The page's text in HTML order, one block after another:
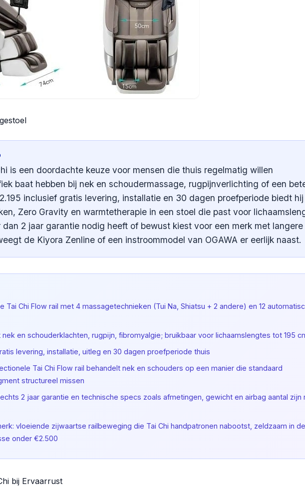
is een doordachte keuze voor mensen die thuis regelmatig willen
baat hebben bij nek en schoudermassage, rugpijnverlichting of een
inclusief gratis levering, installatie en 30 dagen proefperiode biedt hij
Zero Gravity en warmtetherapie in een stoel die past voor
2 jaar garantie nodig heeft of bewust kiest voor een merk met langere
de Kiyora Zenline of een instroommodel van OGAWA er eerlijk naast.
Tai Chi Flow rail met 4 massagetechnieken (Tui Na, Shiatsu + 2 andere) en 12
en schouderklachten, rugpijn, fibromyalgie; bruikbaar voor lichaamslengtes tot 195
levering, installatie, uitleg en 30 dagen proefperiode thuis
Tai Chi Flow rail behandelt nek en schouders op een manier die standaard
structureel missen
2 jaar garantie en technische specs zoals afmetingen, gewicht en airbag aantal zijn
vloeiende zijwaartse railbeweging die Tai Chi handpatronen nabootst, zeldzaam in de
onder €2.500
bij Ervaarrust